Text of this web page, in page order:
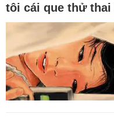
tôi cái que thử thai